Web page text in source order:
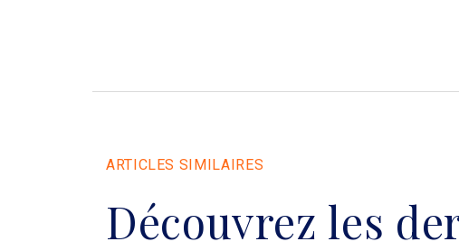
ARTICLES SIMILAIRES
Découvrez les